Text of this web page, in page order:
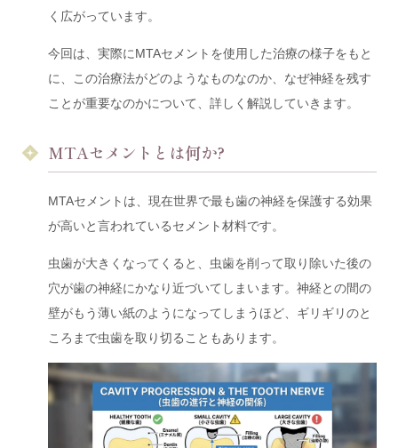
く広がっています。
今回は、実際にMTAセメントを使用した治療の様子をもと
に、この治療法がどのようなものなのか、なぜ神経を残す
ことが重要なのかについて、詳しく解説していきます。
MTAセメントとは何か?
MTAセメントは、現在世界で最も歯の神経を保護する効果
が高いと言われているセメント材料です。
虫歯が大きくなってくると、虫歯を削って取り除いた後の
穴が歯の神経にかなり近づいてしまいます。神経との間の
壁がもう薄い紙のようになってしまうほど、ギリギリのと
ころまで虫歯を取り切ることもあります。